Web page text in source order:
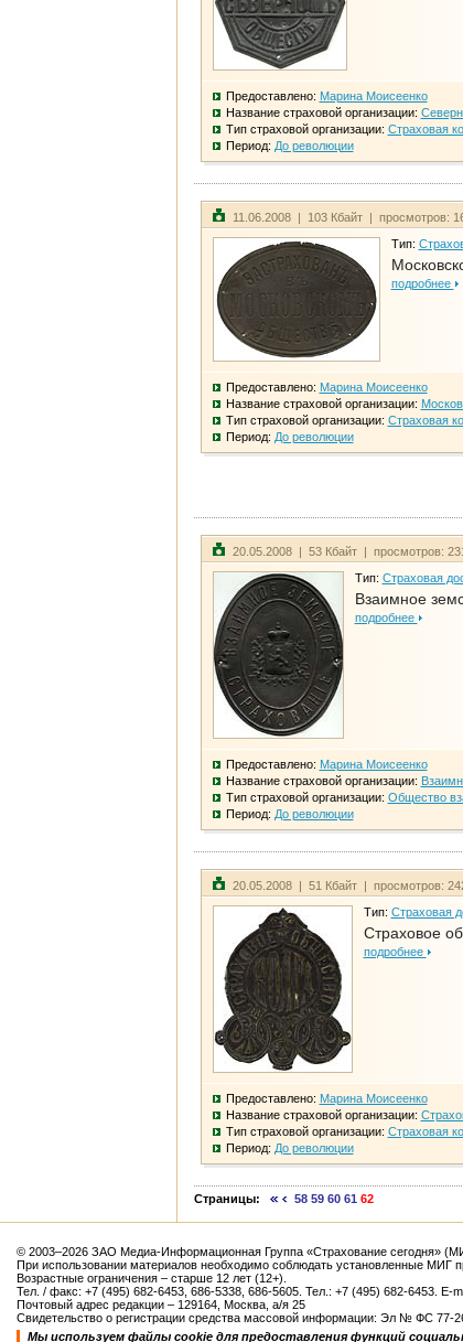
Предоставлено: Марина Моисеенко
Название страховой организации:
Тип страховой организации: Страховая
Период: До революции
11.06.2008 | 103 Кбайт | просмотров:
Тип:
подробнее
Предоставлено: Марина Моисеенко
Название страховой организации:
Тип страховой организации: Страховая
Период: До революции
20.05.2008 | 53 Кбайт | просмотров:
Тип: Страховая
Взаимное
подробнее
Предоставлено: Марина Моисеенко
Название страховой организации:
Тип страховой организации: Общество
Период: До революции
20.05.2008 | 51 Кбайт | просмотров:
Тип: Страховая
Страховое
подробнее
Предоставлено: Марина Моисеенко
Название страховой организации:
Тип страховой организации: Страховая
Период: До революции
Страницы: 58 59 60 61 62
© 2003–2026 ЗАО Медиа-Информационная Группа «Страхование сегодня»
При использовании материалов необходимо соблюдать установленные МИГ
Возрастные ограничения – старше 12 лет (12+).
Тел. / факс: +7 (495) 682-6453, 686-5338, 686-5605. Тел.: +7 (495) 682-6453. E-
Почтовый адрес редакции – 129164, Москва, а/я 25
Свидетельство о регистрации средства массовой информации: Эл № ФС 77-
Мы используем файлы cookie для предоставления функций